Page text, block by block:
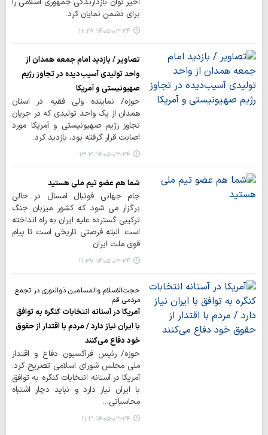
برای دشمن نمایان کرد.
۱۴۰۵-۰۳-۲۴ ۱۲:۲۸
تصاویر / بازدید امام جمعه همدان از
واحد تولیدی آسیب‌دیده در تجاوز رژیم
صهیونیستی و آمریکا
حوزه/ نماینده ولی فقیه در استان
همدان از یک واحد تولیدی که در جریان
تجاوز رژیم صهیونیستی و آمریکا مورد
اصابت قرار گرفته بود، بازدید کرد.
۱۴۰۵-۰۳-۲۴ ۱۳:۲۱
شما هم عضو تیم ملی هستید
جام جهانی فوتبال امسال در حالی
برگزار می شود که کشور میزبان جنگ
ترکیبی گسترده علیه ایران به راه انداخته
است. البته فرصتی تاریخی است تا پیام
قوی ملت ایران…
۱۴۰۵-۰۳-۲۴ ۱۱:۳۷
حجت‌الاسلام والمسلمین ذوالنوری در تجمع
مردمی قم:
آمریکا در آستانه انتخابات کنگره به توافق
با ایران نیاز دارد / مردم با اقتدار از حقوق
خود دفاع می‌کنند
حوزه/ رئیس فراکسیون دفاع و اقتدار
ملی مجلس شورای اسلامی تصریح کرد:
آمریکا در آستانه انتخابات کنگره به توافق
با ایران نیاز دارد و نباید دچار اشتباه
محاسباتی…
۱۴۰۵-۰۳-۲۴ ۱۱:۲۱